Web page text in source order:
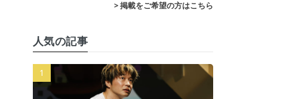
> 掲載をご希望の方はこちら
人気の記事